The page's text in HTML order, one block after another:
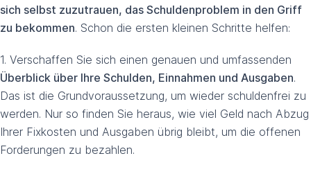
sich selbst zuzutrauen, das Schuldenproblem in den Griff
zu bekommen. Schon die ersten kleinen Schritte helfen:
1. Verschaffen Sie sich einen genauen und umfassenden
Überblick über Ihre Schulden, Einnahmen und Ausgaben.
Das ist die Grundvoraussetzung, um wieder schuldenfrei zu
werden. Nur so finden Sie heraus, wie viel Geld nach Abzug
Ihrer Fixkosten und Ausgaben übrig bleibt, um die offenen
Forderungen zu bezahlen.